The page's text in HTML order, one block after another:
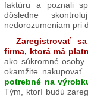
Grilovací
program
Papier
a
hygiena
faktúru a poznali
dôsledne
nedorozumeniam pri
Zaregistrovať sa
firma, ktorá má
ako súkromné
okamžite nakupovať.
potrebné na
Tým, ktorí budú